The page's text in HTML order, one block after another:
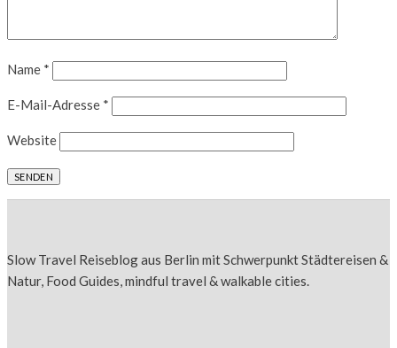
Name *
E-Mail-Adresse *
Website
Slow Travel Reiseblog aus Berlin mit Schwerpunkt Städtereisen &
Natur, Food Guides, mindful travel & walkable cities.